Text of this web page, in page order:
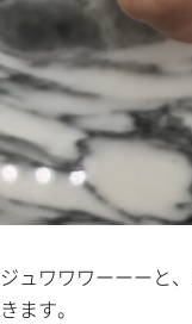
ジュワワワーーーと
きます。